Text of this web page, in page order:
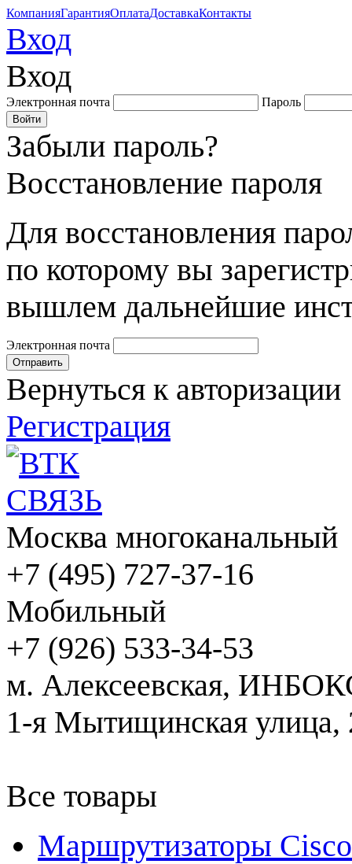
КомпанияГарантияОплатаДоставкаКонтакты
Вход
Вход
Электронная почта Пароль
Забыли пароль?
Восстановление пароля
Для восстановления
по которому вы
вышлем дальнейшие
Электронная почта
Вернуться к авторизации
Регистрация
Москва многоканальный
+7 (495) 727-37-16
Мобильный
+7 (926) 533-34-53
м. Алексеевская,
1-я Мытищинская улица,
Все товары
Маршрутизаторы Cisco